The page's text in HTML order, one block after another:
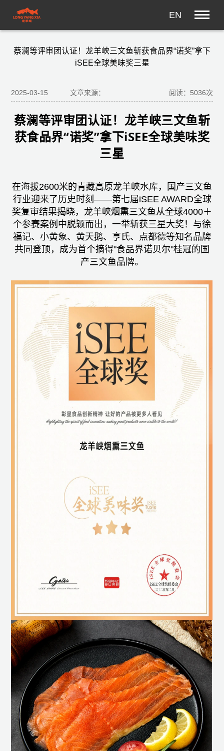
EN
蔡澜等评审团认证！龙羊峡三文鱼斩获食品界“诺奖”拿下
iSEE全球美味奖三星
2025-03-15 文章来源： 阅读：5036次
蔡澜等评审团认证！龙羊峡三文鱼斩
获食品界“诺奖”拿下iSEE全球美味奖
三星
在海拔2600米的青藏高原龙羊峡水库，国产三文鱼
行业迎来了历史时刻——第七届iSEE AWARD全球
奖复审结果揭晓，龙羊峡烟熏三文鱼从全球4000＋
个参赛案例中脱颖而出，一举斩获三星大奖！与徐
福记、小黄象、黄天鹅、亨氏、点都德等知名品牌
共同登顶，成为首个摘得"食品界诺贝尔"桂冠的国
产三文鱼品牌。